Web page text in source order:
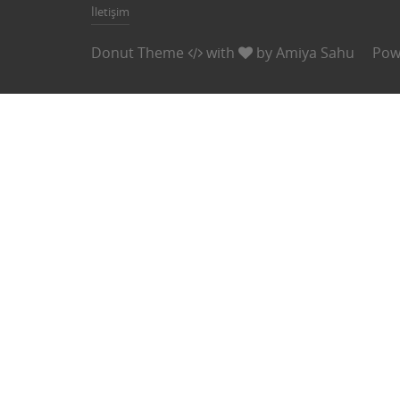
İletişim
Donut Theme with byAmiya Sahu